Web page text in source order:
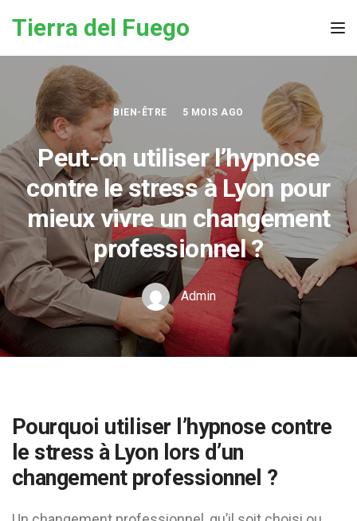
Tierra del Fuego
BIEN-ÊTRE 5 MOIS AGO
Peut-on utiliser l’hypnose
contre le stress à Lyon pour
mieux vivre un changement
professionnel ?
Admin
Pourquoi utiliser l’hypnose contre
le stress à Lyon lors d’un
changement professionnel ?